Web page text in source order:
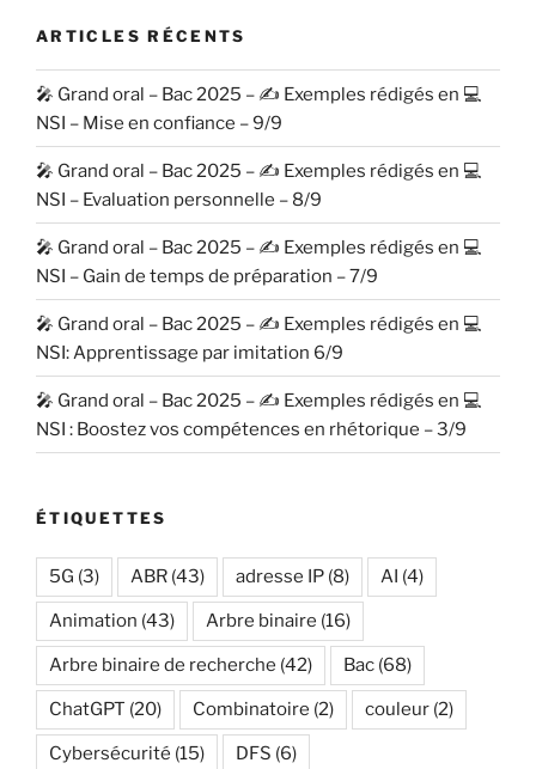
ARTICLES RÉCENTS
🎤 Grand oral – Bac 2025 – ✍️ Exemples rédigés en 💻
NSI – Mise en confiance – 9/9
🎤 Grand oral – Bac 2025 – ✍️ Exemples rédigés en 💻
NSI – Evaluation personnelle – 8/9
🎤 Grand oral – Bac 2025 – ✍️ Exemples rédigés en 💻
NSI – Gain de temps de préparation – 7/9
🎤 Grand oral – Bac 2025 – ✍️ Exemples rédigés en 💻
NSI: Apprentissage par imitation 6/9
🎤 Grand oral – Bac 2025 – ✍️ Exemples rédigés en 💻
NSI : Boostez vos compétences en rhétorique – 3/9
ÉTIQUETTES
5G (3) ABR (43) adresse IP (8) AI (4)
Animation (43) Arbre binaire (16)
Arbre binaire de recherche (42) Bac (68)
ChatGPT (20) Combinatoire (2) couleur (2)
Cybersécurité (15) DFS (6)